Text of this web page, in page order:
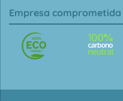
Empresa comprometida